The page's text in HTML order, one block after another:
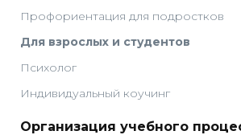
Профориентация для подростков
Для взрослых и студентов
Психолог
Индивидуальный коучинг
Организация учебного